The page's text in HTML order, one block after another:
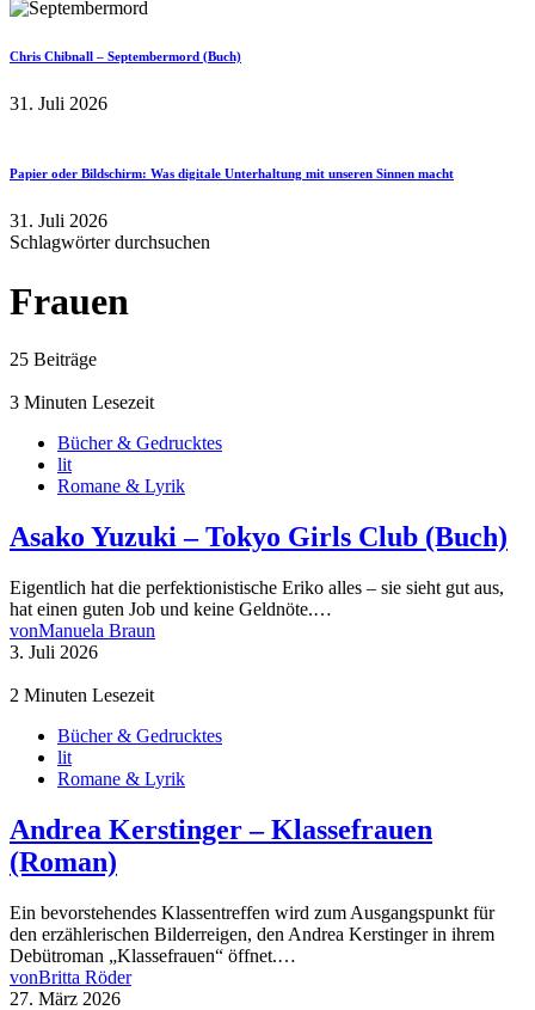
Chris Chibnall – Septembermord (Buch)
31. Juli 2026
Papier oder Bildschirm: Was digitale Unterhaltung mit unseren Sinnen macht
31. Juli 2026
Schlagwörter durchsuchen
Frauen
25 Beiträge
3 Minuten Lesezeit
Bücher & Gedrucktes
lit
Romane & Lyrik
Asako Yuzuki – Tokyo Girls Club (Buch)
Eigentlich hat die perfektionistische Eriko alles – sie sieht gut aus,
hat einen guten Job und keine Geldnöte.…
vonManuela Braun
3. Juli 2026
2 Minuten Lesezeit
Bücher & Gedrucktes
lit
Romane & Lyrik
Andrea Kerstinger – Klassefrauen
(Roman)
Ein bevorstehendes Klassentreffen wird zum Ausgangspunkt für
den erzählerischen Bilderreigen, den Andrea Kerstinger in ihrem
Debütroman „Klassefrauen“ öffnet.…
vonBritta Röder
27. März 2026